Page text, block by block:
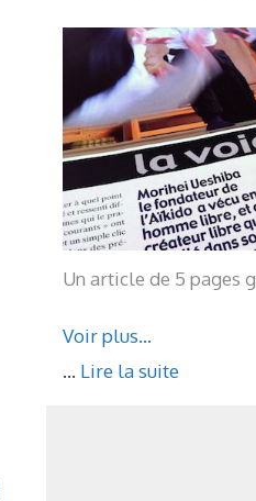
Un article de 5 pages
Voir plus…
... Lire la suite